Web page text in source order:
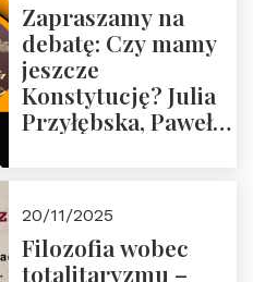
Zapraszamy na
debatę: Czy mamy
jeszcze
Konstytucję? Julia
Przyłębska, Paweł
Przemysław
Sobolewski – 4
20/11/2025
Filozofia wobec
totalitaryzmu –